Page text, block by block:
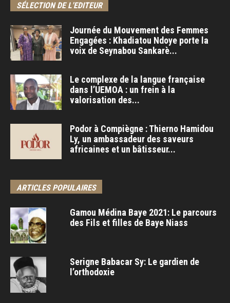
SÉLECTION DE L'EDITEUR
Journée du Mouvement des Femmes
Engagées : Khadiatou Ndoye porte la
voix de Seynabou Sankarè...
Le complexe de la langue française
dans l’UEMOA : un frein à la
valorisation des...
Podor à Compiègne : Thierno Hamidou
Ly, un ambassadeur des saveurs
africaines et un bâtisseur...
ARTICLES POPULAIRES
Gamou Médina Baye 2021: Le parcours
des Fils et filles de Baye Niass
Serigne Babacar Sy: Le gardien de
l’orthodoxie